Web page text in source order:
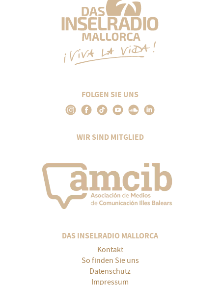
FOLGEN SIE UNS
WIR SIND MITGLIED
DAS INSELRADIO MALLORCA
Kontakt
So finden Sie uns
Datenschutz
Impressum